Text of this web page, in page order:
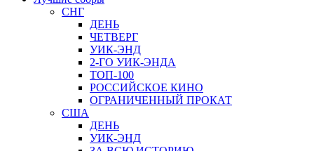
СНГ
ДЕНЬ
ЧЕТВЕРГ
УИК-ЭНД
2-ГО УИК-ЭНДА
ТОП-100
РОССИЙСКОЕ КИНО
ОГРАНИЧЕННЫЙ ПРОКАТ
США
ДЕНЬ
УИК-ЭНД